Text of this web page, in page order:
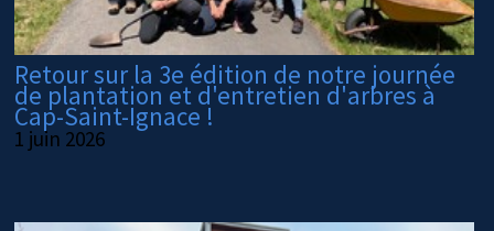
Retour sur la 3e édition de notre journée
de plantation et d'entretien d'arbres à
Cap-Saint-Ignace !
1 juin 2026